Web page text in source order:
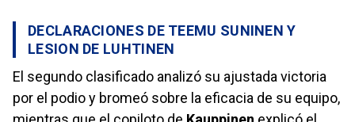
DECLARACIONES DE TEEMU SUNINEN Y
LESION DE LUHTINEN
El segundo clasificado analizó su ajustada victoria
por el podio y bromeó sobre la eficacia de su equipo,